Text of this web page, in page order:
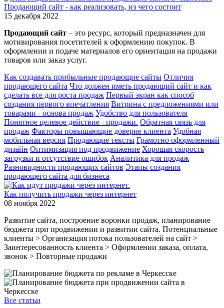
Продающий сайт - как реализовать, из чего состоит
15 декабря 2022
Продающий сайт – это ресурс, который предназначен для
мотивирования посетителей к оформлению покупок. В
оформлении и подаче материалов его ориентация на продажи
товаров или заказ услуг.
Как создавать прибыльные продающие сайты Отличия
продающего сайта Что должен иметь продающий сайт и как
сделать все для роста продаж Первый экран как способ
создания первого впечатления Витрина с предложениями или
товарами - основа продаж Удобство для пользователя
Понятное целевое действие - продажи. Обратная связь для
продаж Факторы повышающие доверие клиента Удобная
мобильная версия Продающие тексты Грамотно оформленный
дизайн Оптимизация под продвижение Хорошая скорость
загрузки и отсутствие ошибок Аналитика для продаж
Разновидности продающих сайтов Этапы создания
продающего сайта для бизнеса
Как получить продажи через интернет
08 ноября 2022
Развитие сайта, построение воронки продаж, планирование
бюджета при продвижении и развитии сайта. Потенциальные
клиенты > Организация потока пользователей на сайт >
Заинтересованность клиента > Оформлении заказа, оплата,
звонок > Повторные продажи
Все статьи